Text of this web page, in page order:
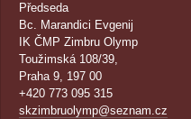
Předseda
Bc. Marandici Evgenij
IK ČMP Zimbru Olymp
Toužimská 108/39,
Praha 9, 197 00
+420 773 095 315
skzimbruolymp@seznam.cz